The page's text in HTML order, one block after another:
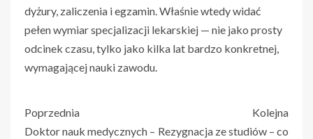
dyżury, zaliczenia i egzamin. Właśnie wtedy widać
pełen wymiar specjalizacji lekarskiej — nie jako prosty
odcinek czasu, tylko jako kilka lat bardzo konkretnej,
wymagającej nauki zawodu.
Poprzednia
Doktor nauk medycznych –
Kolejna
Rezygnacja ze studiów – co